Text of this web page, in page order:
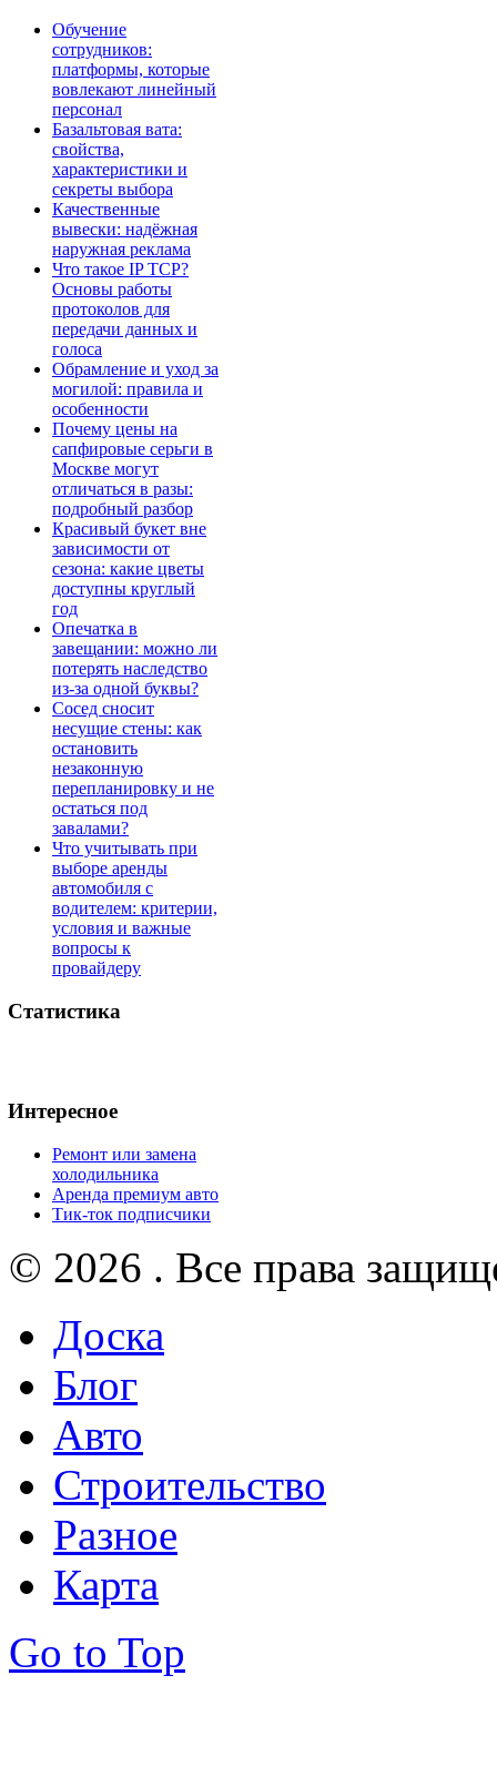
Обучение
сотрудников:
платформы, которые
вовлекают линейный
персонал
Базальтовая вата:
свойства,
характеристики и
секреты выбора
Качественные
вывески: надёжная
наружная реклама
Что такое IP TCP?
Основы работы
протоколов для
передачи данных и
голоса
Обрамление и уход за
могилой: правила и
особенности
Почему цены на
сапфировые серьги в
Москве могут
отличаться в разы:
подробный разбор
Красивый букет вне
зависимости от
сезона: какие цветы
доступны круглый
год
Опечатка в
завещании: можно ли
потерять наследство
из-за одной буквы?
Сосед сносит
несущие стены: как
остановить
незаконную
перепланировку и не
остаться под
завалами?
Что учитывать при
выборе аренды
автомобиля с
водителем: критерии,
условия и важные
вопросы к
провайдеру
Статистика
Интересное
Ремонт или замена
холодильника
Аренда премиум авто
Тик-ток подписчики
© 2026 . Все права
Доска
Блог
Авто
Строительство
Разное
Карта
Go to Top